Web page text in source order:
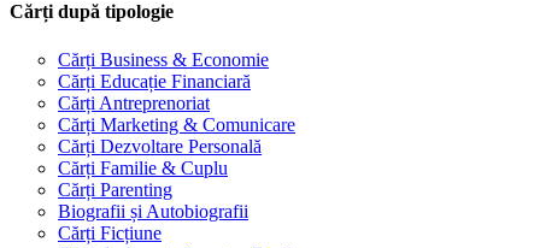
Cărți după tipologie
Cărți Business & Economie
Cărți Educație Financiară
Cărți Antreprenoriat
Cărți Marketing & Comunicare
Cărți Dezvoltare Personală
Cărți Familie & Cuplu
Cărți Parenting
Biografii și Autobiografii
Cărți Ficțiune